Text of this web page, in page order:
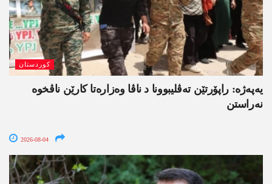
کوردستان
یەپەژە: راپۆرتێن تەڤلیبوونا د ناڤا وەزارەتا کارێن ناڤخوە
نەراستن
2026-08-04